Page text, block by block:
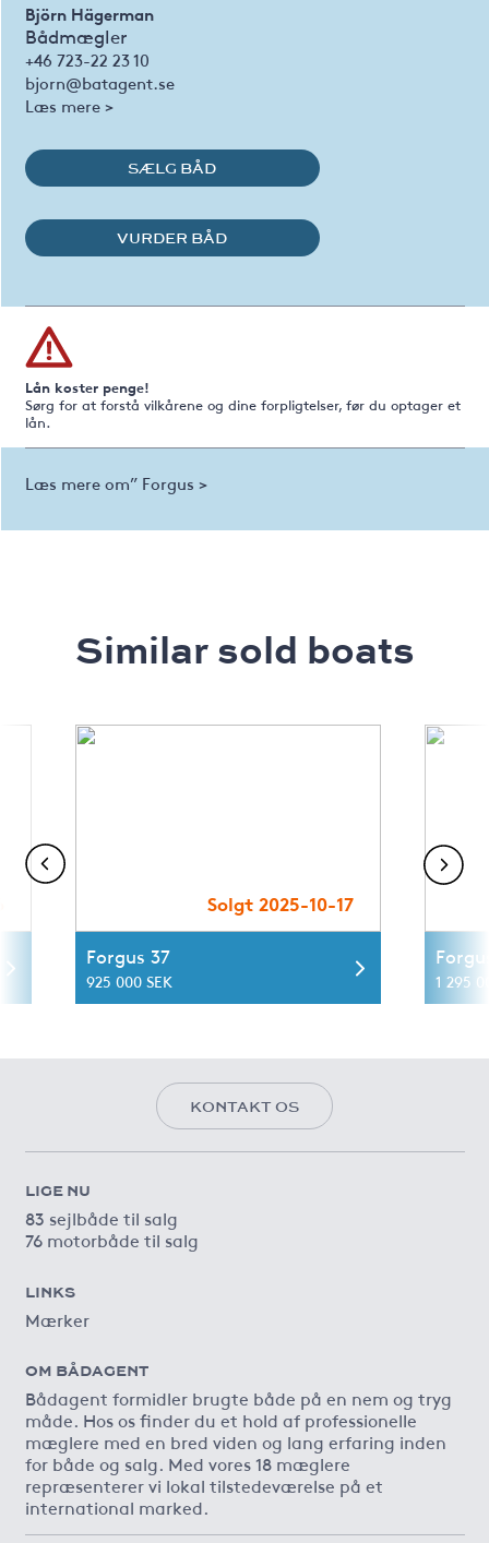
Björn Hägerman
Bådmægler
+46 723-22 23 10
bjorn@batagent.se
Læs mere >
SÆLG BÅD
VURDER BÅD
Lån koster penge!
Sørg for at forstå vilkårene og dine forpligtelser, før du optager et
lån.
Læs mere om” Forgus >
Similar sold boats
Solgt 2025-10-17
Forgus 37
925 000 SEK 1 295
KONTAKT OS
LIGE NU
83 sejlbåde til salg
76 motorbåde til salg
LINKS
Mærker
OM BÅDAGENT
Bådagent formidler brugte både på en nem og tryg
måde. Hos os finder du et hold af professionelle
mæglere med en bred viden og lang erfaring inden
for både og salg. Med vores 18 mæglere
repræsenterer vi lokal tilstedeværelse på et
international marked.